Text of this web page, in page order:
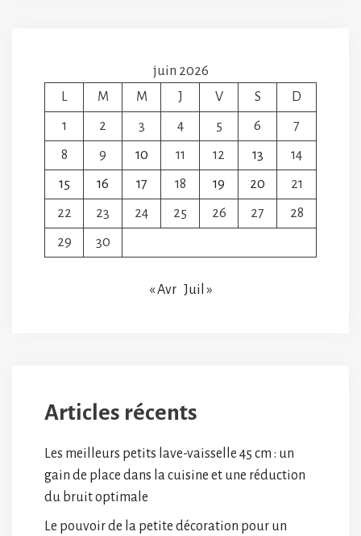
juin 2026
L
M M J V S
D
1
2 3 4 5 6
7
8
9 10 11 12 13
14
15
16 17 18 19 20
21
22
23 24 25 26 27
28
29
30
« Avr Juil »
Articles récents
Les meilleurs petits lave-vaisselle 45 cm : un
gain de place dans la cuisine et une réduction
du bruit optimale
Le pouvoir de la petite décoration pour un